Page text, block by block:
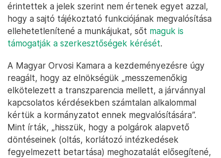
érintettek a jelek szerint nem értenek egyet azzal,
hogy a sajtó tájékoztató funkciójának megvalósítása
ellehetetlenítené a munkájukat, sőt maguk is
támogatják a szerkesztőségek kérését.
A Magyar Orvosi Kamara a kezdeményezésre úgy
reagált, hogy az elnökségük „messzemenőkig
elkötelezett a transzparencia mellett, a járvánnyal
kapcsolatos kérdésekben számtalan alkalommal
kértük a kormányzatot ennek megvalósítására”.
Mint írták, „hisszük, hogy a polgárok alapvető
döntéseinek (oltás, korlátozó intézkedések
fegyelmezett betartása) meghozatalát elősegítené,